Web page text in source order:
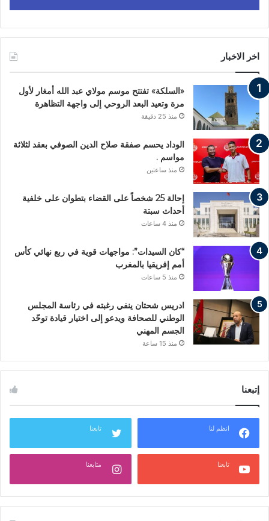
اخر الاخبار
«السلكة» تفتتح موسم مولاي عبد الله أمغار لأول
مرة وتعيد البعد الروحي إلى واجهة التظاهرة
منذ 25 دقيقة
الوداد يحسم صفقة صلاح الدين الصوفي بعقد لثلاثة
مواسم .
منذ ساعتين
إحالة 25 شخصاً على القضاء بتطوان على خلفية
أحداث سبتة
منذ 4 ساعات
“كان السيدات”: مواجهات قوية في ربع نهائي كأس
أمم إفريقيا بالمغرب
منذ 5 ساعات
ادريس شحتان ينفي رغبته في رئاسة المجلس
الوطني للصحافة ويدعو إلى اختيار قيادة توحّد
الجسم المهني
منذ 15 ساعة
إتبعنا
انظم لنا تابعنا
تابعنا متابعنا